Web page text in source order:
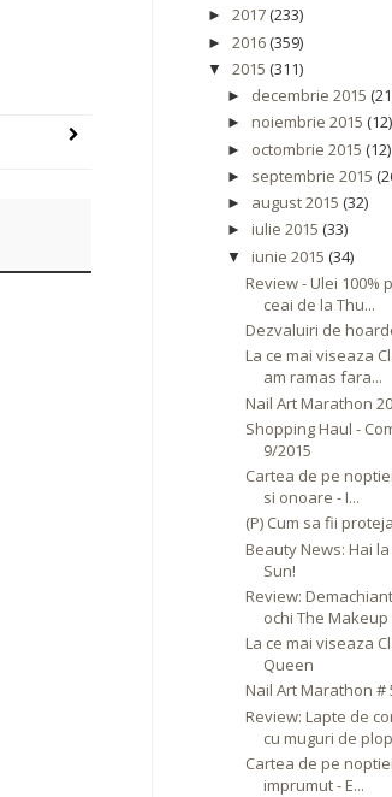
► 2017(233)
► 2016(359)
▼ 2015 (311)
► decembrie 2015
► noiembrie 2015 (12)
► octombrie 2015 (12)
► septembrie 2015
► august 2015 (32)
► iulie 2015 (33)
▼ iunie 2015 (34)
Review - Ulei 100%
ceai de la Thu...
Dezvaluiri de
La ce mai viseaza
am ramas fara...
Nail Art Marathon
Shopping Haul -
9/2015
Cartea de pe
si onoare - I...
(P) Cum sa fii
Beauty News: Hai
Sun!
Review:
ochi The Makeup
La ce mai viseaza
Queen
Nail Art Marathon #
Review: Lapte de
cu muguri de
Cartea de pe
imprumut - E...